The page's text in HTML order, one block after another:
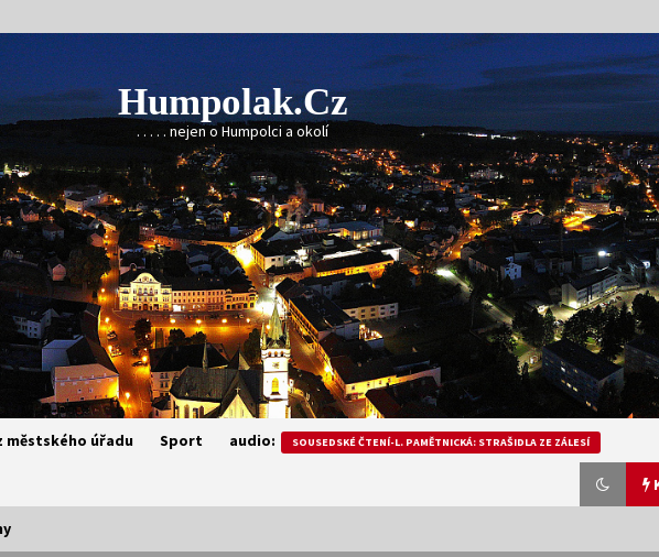
Humpolak.cz
. . . . . nejen o Humpolci a okolí
městského úřadu Sport audio: SOUSEDSKÉ ČTENÍ-L. PAMĚTNICKÁ: STRAŠIDLA ZE ZÁLESÍ